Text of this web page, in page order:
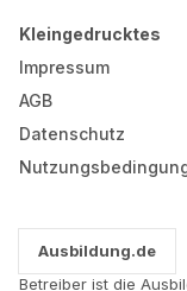
Kleingedrucktes
Impressum
AGB
Datenschutz
Ausbildung.de
Betreiber ist die